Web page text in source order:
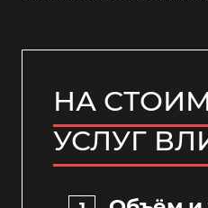
НА
УСЛУГ